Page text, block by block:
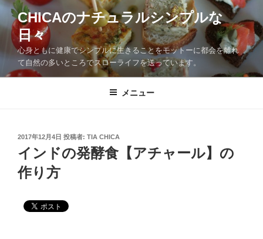
CHICAのナチュラルシンプルな
日々
心身ともに健康でシンプルに生きることをモットーに都会を離れ
て自然の多いところでスローライフを送っています。
メニュー
2017年12月4日 投稿者: TIA CHICA
インドの発酵食【アチャール】の
作り方